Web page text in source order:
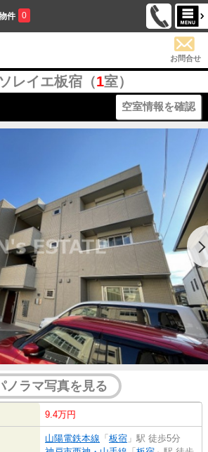
件 0
お問合せ
レイエ板宿（1室）
空室情報を確認
ノラマ写真を見る
9.4万円
山陽電鉄本線 「 板宿 」駅 徒歩5分